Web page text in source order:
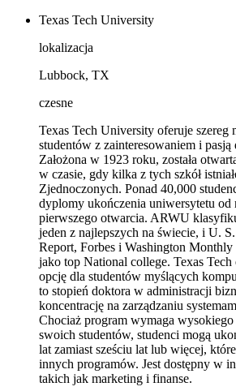
Texas Tech University
lokalizacja
Lubbock, TX
czesne
Texas Tech University oferuje szereg
studentów z zainteresowaniem i
Założona w 1923 roku, została
w czasie, gdy kilka z tych szkół
Zjednoczonych. Ponad 40,000
dyplomy ukończenia uniwersytetu od
pierwszego otwarcia. ARWU
jeden z najlepszych na świecie, i U.
Report, Forbes i Washington
jako top National college. Texas
opcję dla studentów myślących
to stopień doktora w administracji
koncentrację na zarządzaniu
Chociaż program wymaga
swoich studentów, studenci mogą
lat zamiast sześciu lat lub więcej,
innych programów. Jest dostępny w
takich jak marketing i finanse.